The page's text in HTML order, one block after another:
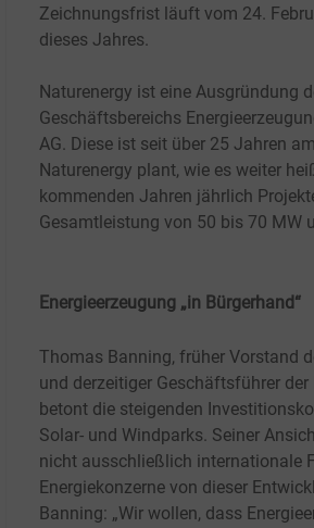
Zeichnungsfrist läuft vom 24.
dieses Jahres.
Naturenergy ist eine Ausgründung
Geschäftsbereichs
AG. Diese ist seit über 25 Jahren
Naturenergy plant, wie es weiter
kommenden Jahren jährlich
Gesamtleistung von 50 bis 70 MW
Energieerzeugung „in Bürgerhand“
Thomas Banning, früher Vorstand
und derzeitiger Geschäftsführer der
betont die steigenden
Solar- und Windparks. Seiner
nicht ausschließlich internationale
Energiekonzerne von dieser
Banning: „Wir wollen, dass